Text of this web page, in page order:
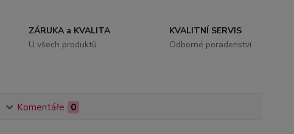
ZÁRUKA a KVALITA
U všech produktů
KVALITNÍ SERVIS
Odborné poradenství
Komentáře 0